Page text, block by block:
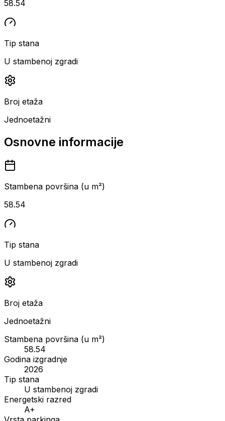
58.54
Tip stana
U stambenoj zgradi
Broj etaža
Jednoetažni
Osnovne informacije
Stambena površina (u m²)
58.54
Tip stana
U stambenoj zgradi
Broj etaža
Jednoetažni
Stambena površina (u m²)
58.54
Godina izgradnje
2026
Tip stana
U stambenoj zgradi
Energetski razred
A+